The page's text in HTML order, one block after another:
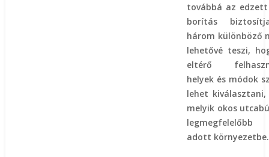
továbbá az edzett
borítás
három különböző
lehetővé teszi,
eltérő
helyek és módok
lehet kiválasztani,
melyik okos
adott